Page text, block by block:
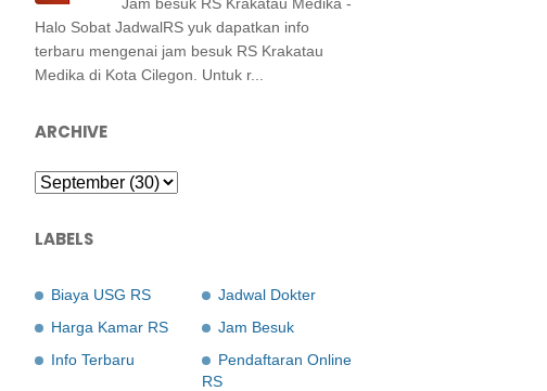
Halo Sobat JadwalRS yuk dapatkan info
terbaru mengenai jam besuk RS Krakatau
Medika di Kota Cilegon. Untuk r...
ARCHIVE
LABELS
Biaya USG RS
Harga Kamar RS
Info Terbaru
Jadwal Dokter
Jam Besuk
Pendaftaran Online
RS